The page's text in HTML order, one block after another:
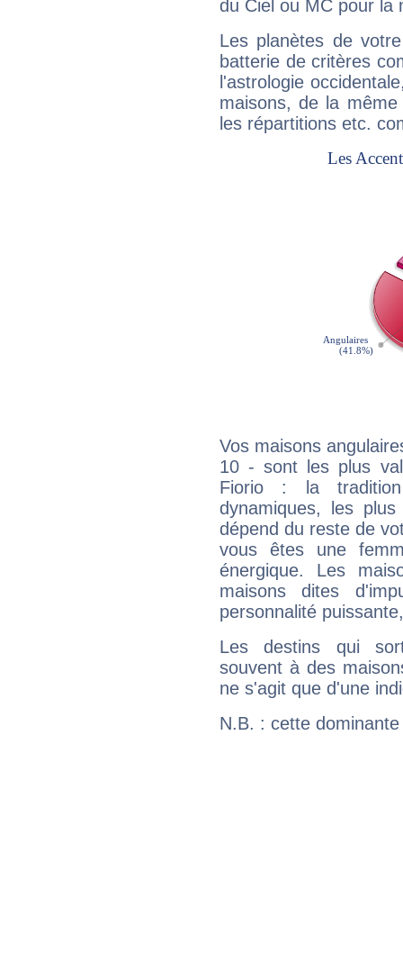
du Ciel ou MC pour la
Les planètes de
batterie de critères
l'astrologie
maisons, de la
les répartitions etc.
Vos maisons
10 - sont les plus
Fiorio : la
dynamiques, les
dépend du reste de
vous êtes une
énergique. Les
maisons dites
personnalité
Les destins qui
souvent à des
ne s'agit que d'une
N.B. : cette